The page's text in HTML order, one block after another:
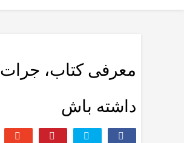
معرفی کتاب، جرات
داشته باش